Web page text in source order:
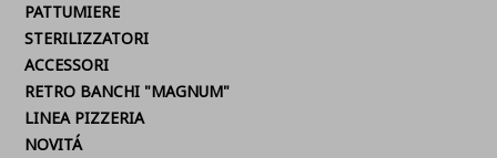
PATTUMIERE
STERILIZZATORI
ACCESSORI
RETRO BANCHI "MAGNUM"
LINEA PIZZERIA
NOVITÁ